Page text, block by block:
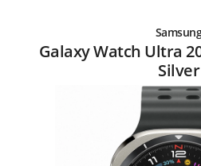
Galaxy Watch Ultra
Silver